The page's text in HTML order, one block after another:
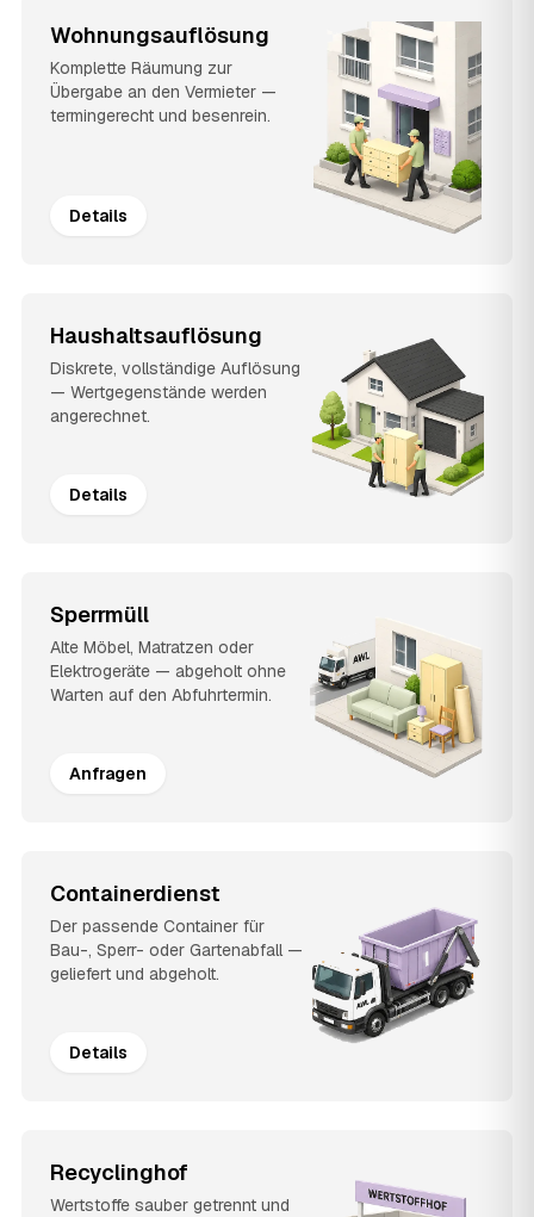
Wohnungsauflösung
Komplette Räumung zur
Übergabe an den Vermieter —
termingerecht und besenrein.
Details
Haushaltsauflösung
Diskrete, vollständige Auflösung
— Wertgegenstände werden
angerechnet.
Details
Sperrmüll
Alte Möbel, Matratzen oder
Elektrogeräte — abgeholt ohne
Warten auf den Abfuhrtermin.
Anfragen
Containerdienst
Der passende Container für
Bau-, Sperr- oder Gartenabfall —
geliefert und abgeholt.
Details
Recyclinghof
Wertstoffe sauber getrennt und